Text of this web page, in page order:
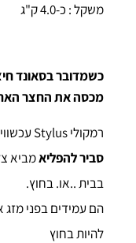
משקל : כ-4.0 ק"ג
מכסה את החצר
רמקולי Stylus עכשוויים הם דרך קלה, מסוגננת ו
סביר להפליאמביא
בבית ..או. בחוץ.
הם עמידים בפני מזג
להיות בחוץ